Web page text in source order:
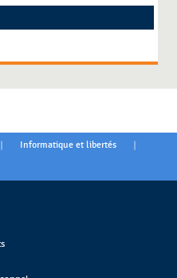
| Informatique et libertés |